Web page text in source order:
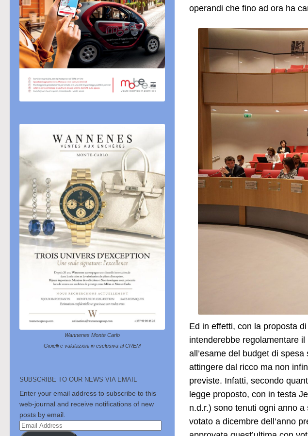
operandi che fino ad ora ha
Ed in effetti, con la proposta
intenderebbe regolamentare il
all’esame del budget di
attingere dal ricco ma non
previste. Infatti, secondo
legge proposto, con in testa
n.d.r.) sono tenuti ogni anno
votato a dicembre dell’anno
Wannenes Monte Carlo
Gioielli e valutazioni in esclusiva al CREM
SUBSCRIBE TO OUR NEWS VIA EMAIL
Enter your email address to subscribe to this
web-journal and receive notifications of new
posts by email.
Email